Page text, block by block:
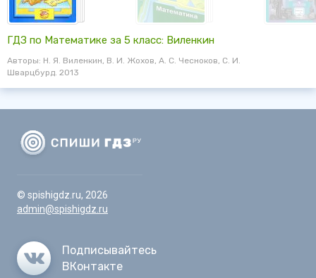
ГДЗ по Математике за 5 класс: Виленкин
Авторы: Н. Я. Виленкин, В. И. Жохов, А. С. Чесноков, С. И.
Шварцбурд. 2013
© spishigdz.ru, 2026
admin@spishigdz.ru
Подписывайтесь
ВКонтакте